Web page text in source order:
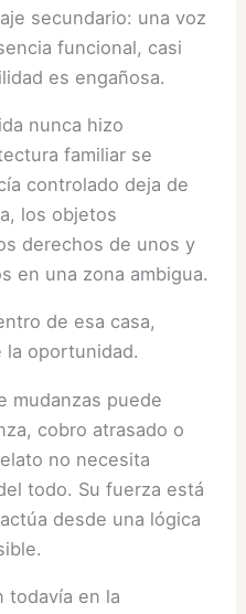
secundario: una voz
funcional, casi
es engañosa.
nunca hizo
familiar se
controlado deja de
los objetos
derechos de unos y
en una zona ambigua.
de esa casa,
la oportunidad.
mudanzas puede
cobro atrasado o
no necesita
todo. Su fuerza está
desde una lógica
todavía en la